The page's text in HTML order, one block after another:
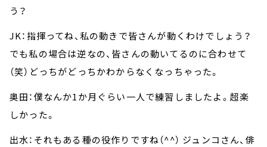
う？
JK：指揮ってね、私の動きで皆さんが動くわけでしょう？
でも私の場合は逆なの、皆さんの動いてるのに合わせて
（笑）どっちがどっちかわからなくなっちゃった。
奥田：僕なんか1か月ぐらい一人で練習しましたよ。超楽
しかった。
出水：それもある種の役作りですね（^^） ジュンコさん、俳